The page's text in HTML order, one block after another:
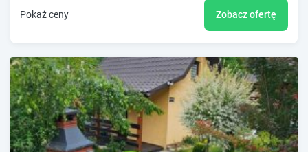
Pokaż ceny Zobacz ofertę